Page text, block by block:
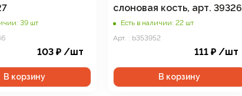
39 шт
В корзину
103₽ /шт
слоновая кость, арт. 39326
Есть в наличии: 22 шт
Арт. : b353952
В корзину
111 ₽ /шт